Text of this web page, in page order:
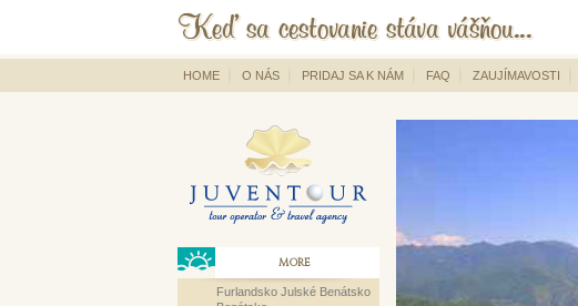
HOME O NÁS PRIDAJ SA K NÁM FAQ ZAUJÍMAVOSTI
MORE
Furlandsko Julské Benátsko